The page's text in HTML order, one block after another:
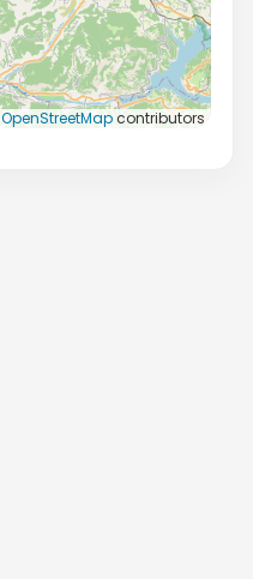
OpenStreetMapcontributors